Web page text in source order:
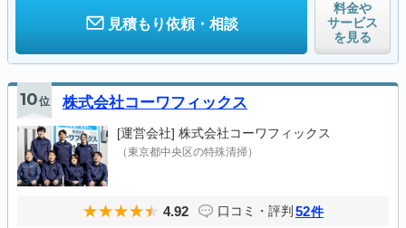
見積もり依頼・相談
料金や
サービス
を見る
10位 株式会社コーワフィックス
[運営会社] 株式会社コーワフィックス
（東京都中央区の特殊清掃）
4.92 口コミ・評判 52件